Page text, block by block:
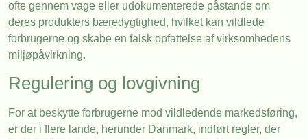
ofte gennem vage eller udokumenterede påstande om
deres produkters bæredygtighed, hvilket kan vildlede
forbrugerne og skabe en falsk opfattelse af virksomhedens
miljøpåvirkning.
Regulering og lovgivning
For at beskytte forbrugerne mod vildledende markedsføring,
er der i flere lande, herunder Danmark, indført regler, der